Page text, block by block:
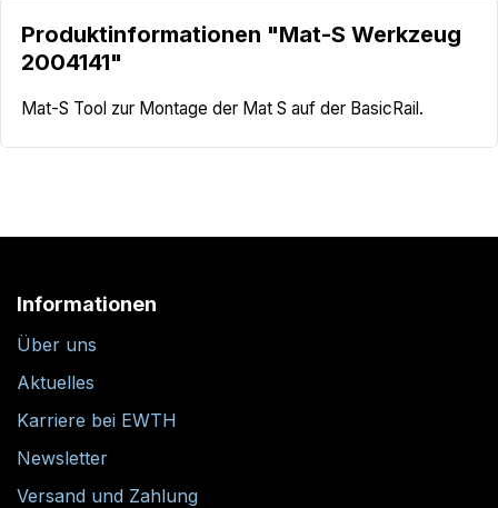
Produktinformationen "Mat-S Werkzeug
2004141"
Mat-S Tool zur Montage der Mat S auf der BasicRail.
Informationen
Über uns
Aktuelles
Karriere bei EWTH
Newsletter
Versand und Zahlung